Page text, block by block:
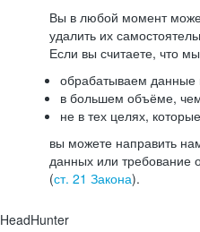
Вы в любой момент
удалить их
Если вы считаете, что
обрабатываем данные
в большем объёме,
не в тех целях,
вы можете направить
данных или требование
(ст. 21 Закона).
HeadHunter